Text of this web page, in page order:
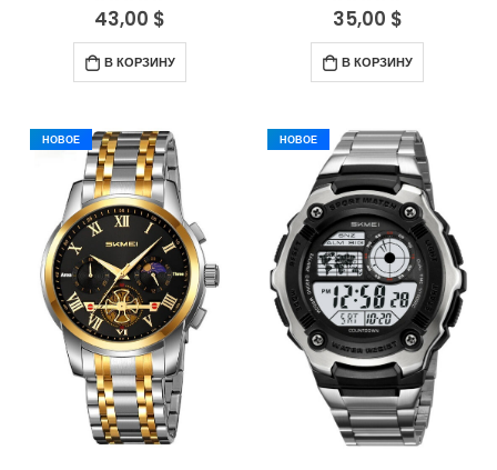
0out of 5
43,00 $
В КОРЗИНУ
0out of 5
35,00 $
В КОРЗИНУ
НОВОЕ НОВОЕ